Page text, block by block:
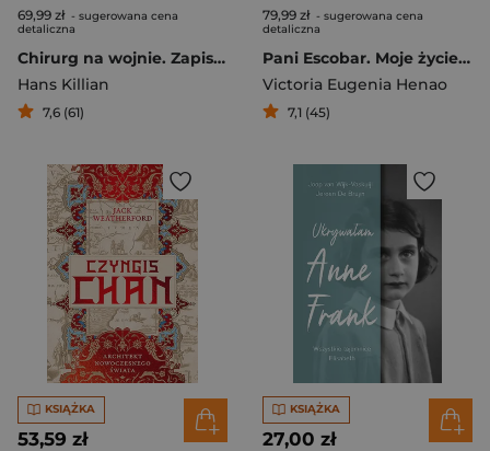
69,99 zł - sugerowana cena
detaliczna
Chirurg na wojnie. Zapiski z piekła frontu wschodniego
Hans Killian
7,6 (61)
79,99 zł - sugerowana cena
detaliczna
Pani Escobar. Moje życie z królem mafii
Victoria Eugenia Henao
7,1 (45)
KSIĄŻKA
53,59 zł
KSIĄŻKA
27,00 zł